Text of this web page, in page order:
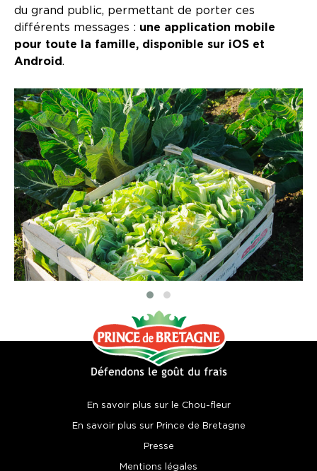
du grand public, permettant de porter ces
différents messages : une application mobile
pour toute la famille, disponible sur iOS et
Android.
En savoir plus sur le Chou-fleur
En savoir plus sur Prince de Bretagne
Presse
Mentions légales